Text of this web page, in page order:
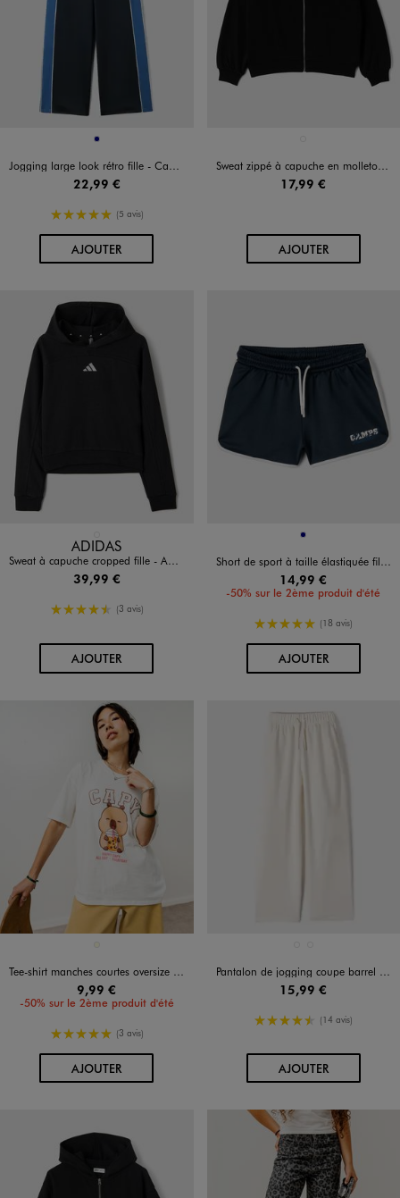
Disponible en 1 coloris
MARINE
Jogging large look rétro fille - Camps United
22,99 €
5/5 de moyenne
(5 avis)
AJOUTERAU PANIER
Sweat zippé à capuche en molleton imprimé fille
17,99 €
AJOUTERAU PANIER
Disponible en 1 coloris
ADIDAS
Sweat à capuche cropped fille - Adidas
39,99 €
4.5/5 de moyenne
(3 avis)
AJOUTERAU PANIER
Disponible en 1 coloris
MARINE
Short de sport à taille élastiquée fille - Camps United
14,99 €
-50% sur le 2ème produit d'été
5/5 de moyenne
(18 avis)
AJOUTERAU PANIER
Tee-shirt manches courtes oversize imprimé fille - Capyfun
9,99 €
-50% sur le 2ème produit d'été
5/5 de moyenne
(3 avis)
AJOUTERAU PANIER
Pantalon de jogging coupe barrel fille
15,99 €
4.5/5 de moyenne
(14 avis)
AJOUTERAU PANIER